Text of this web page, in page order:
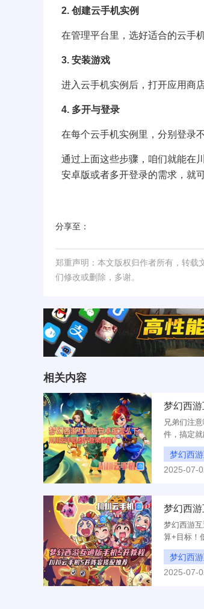
2. 创建云手机实例
在管理平台里，选好适合的云手
3. 安装游戏
进入云手机实例后，打开应用商
4. 多开与登录
在每个云手机实例里，分别登录
通过上面这些步骤，咱们就能在
安卓版或者多开登录的需求，就
分享至：
郑重声明：本文版权归作者所有，转载
们修改或删除，多谢。
相关内容
兄弟们注
件，搞定
听我细说！
梦幻西
梦幻西
2025-07-
梦幻西游
算+目标！
飞~
梦幻西
梦幻西
2025-07-